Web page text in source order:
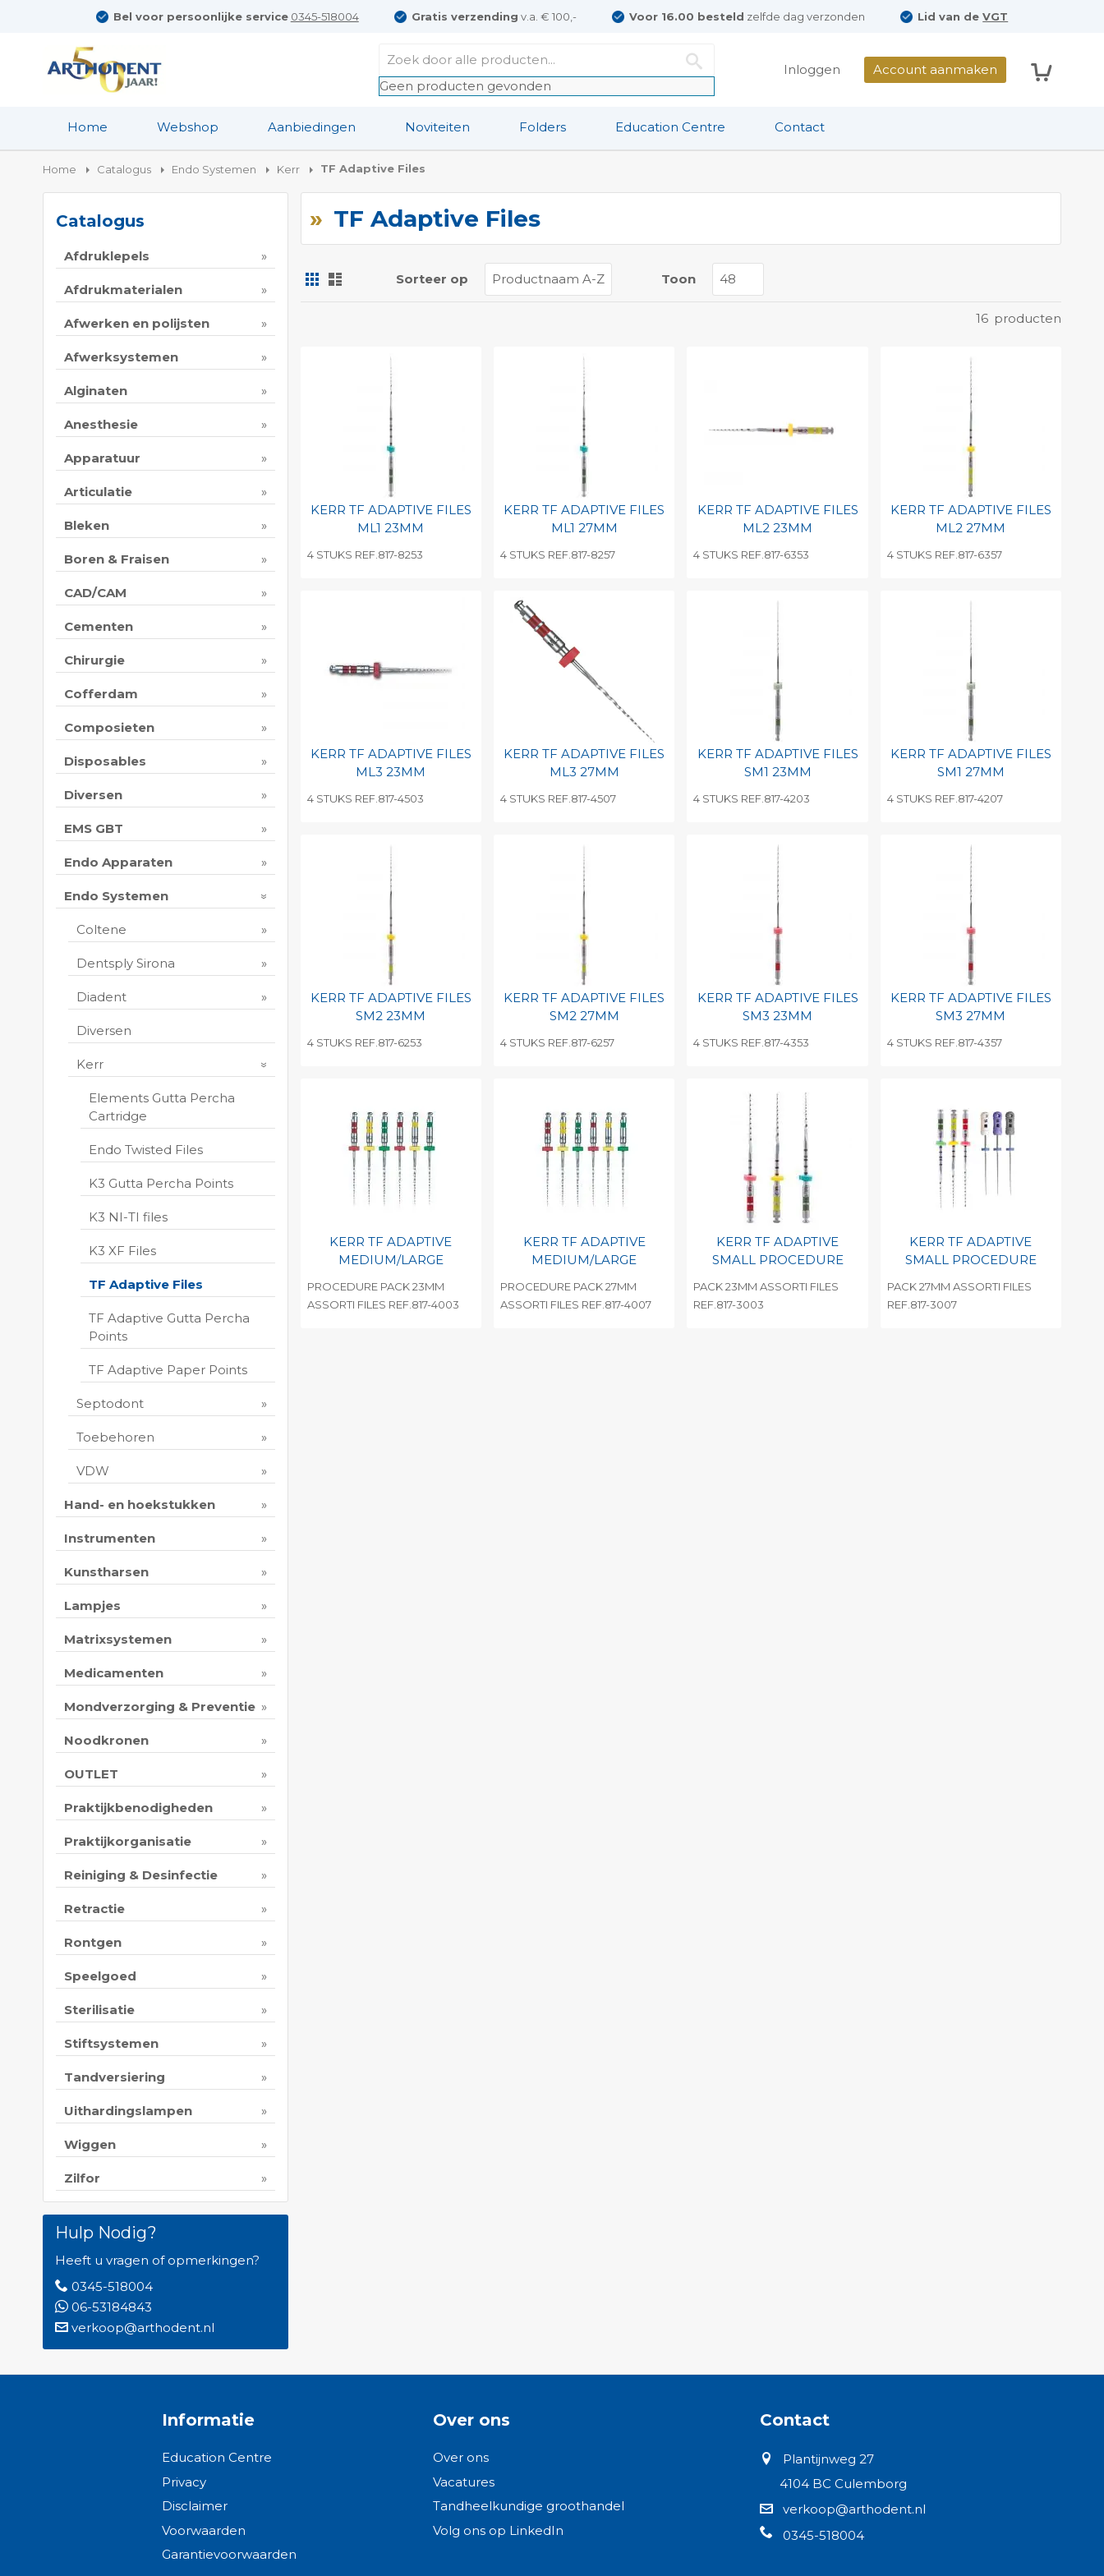
Bel voor persoonlijke service 0345-518004 Gratis verzending v.a. € 100,- Voor 16.00 besteld zelfde dag verzonden Lid van deVGT
Geen producten gevonden
Inloggen Account aanmaken
Home Webshop Aanbiedingen Noviteiten Folders Education Centre Contact
Home Catalogus Endo Systemen Kerr TF Adaptive Files
TF Adaptive Files
Foto-
tabel
16 producten
Toon
Sorteer op
KERR TF ADAPTIVE FILES
ML1 23MM
4 STUKS REF.817-8253
KERR TF ADAPTIVE FILES
ML1 27MM
4 STUKS REF.817-8257
Print barcode
KERR TF ADAPTIVE FILES
ML2 23MM
4 STUKS REF.817-6353
Print barcode
KERR TF ADAPTIVE FILES
ML2 27MM
4 STUKS REF.817-6357
Print barcode
KERR TF ADAPTIVE FILES
ML3 23MM
4 STUKS REF.817-4503
Print barcode
KERR TF ADAPTIVE FILES
ML3 27MM
4 STUKS REF.817-4507
Print barcode
KERR TF ADAPTIVE FILES
SM1 23MM
4 STUKS REF.817-4203
Print barcode
KERR TF ADAPTIVE FILES
SM1 27MM
4 STUKS REF.817-4207
Print barcode
KERR TF ADAPTIVE FILES
SM2 23MM
4 STUKS REF.817-6253
Print barcode
KERR TF ADAPTIVE FILES
SM2 27MM
4 STUKS REF.817-6257
Print barcode
KERR TF ADAPTIVE FILES
SM3 23MM
4 STUKS REF.817-4353
Print barcode
KERR TF ADAPTIVE FILES
SM3 27MM
4 STUKS REF.817-4357
Print barcode
KERR TF ADAPTIVE
MEDIUM/LARGE
PROCEDURE PACK 23MM
ASSORTI FILES REF.817-4003
KERR TF ADAPTIVE
MEDIUM/LARGE
PROCEDURE PACK 27MM
ASSORTI FILES REF.817-4007
KERR TF ADAPTIVE
SMALL PROCEDURE
PACK 23MM ASSORTI FILES
REF.817-3003
KERR TF ADAPTIVE
SMALL PROCEDURE
PACK 27MM ASSORTI FILES
REF.817-3007
Catalogus
Afdruklepels
Afdrukmaterialen
Afwerken en polijsten
Afwerksystemen
Alginaten
Anesthesie
Apparatuur
Articulatie
Bleken
Boren & Fraisen
CAD/CAM
Cementen
Chirurgie
Cofferdam
Composieten
Disposables
Diversen
EMS GBT
Endo Apparaten
Endo Systemen
Coltene
Dentsply Sirona
Diadent
Diversen
Kerr
Elements Gutta Percha
Cartridge
Endo Twisted Files
K3 Gutta Percha Points
K3 NI-TI files
K3 XF Files
TF Adaptive Files
TF Adaptive Gutta Percha
Points
TF Adaptive Paper Points
Septodont
Toebehoren
VDW
Hand- en hoekstukken
Instrumenten
Kunstharsen
Lampjes
Matrixsystemen
Medicamenten
Mondverzorging & Preventie
Noodkronen
OUTLET
Praktijkbenodigheden
Praktijkorganisatie
Reiniging & Desinfectie
Retractie
Rontgen
Speelgoed
Sterilisatie
Stiftsystemen
Tandversiering
Uithardingslampen
Wiggen
Zilfor
Hulp Nodig?
Heeft u vragen of opmerkingen?
0345-518004
06-53184843
verkoop@arthodent.nl
Informatie
Education Centre
Privacy
Disclaimer
Voorwaarden
Garantievoorwaarden
Over ons
Over ons
Vacatures
Tandheelkundige groothandel
Volg ons op LinkedIn
Contact
Plantijnweg 27
4104 BC Culemborg
verkoop@arthodent.nl
0345-518004